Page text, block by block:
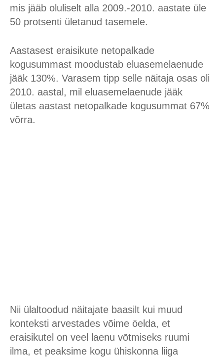
mis jääb oluliselt alla 2009.-2010. aastate üle
50 protsenti ületanud tasemele.
Aastasest eraisikute netopalkade
kogusummast moodustab eluasemelaenude
jääk 130%. Varasem tipp selle näitaja osas oli
2010. aastal, mil eluasemelaenude jääk
ületas aastast netopalkade kogusummat 67%
võrra.
Nii ülaltoodud näitajate baasilt kui muud
konteksti arvestades võime öelda, et
eraisikutel on veel laenu võtmiseks ruumi
ilma, et peaksime kogu ühiskonna liiga